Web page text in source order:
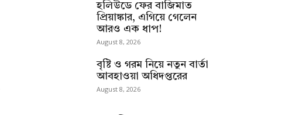
হলিউডে ফের বাজিমাত
প্রিয়াঙ্কার, এগিয়ে গেলেন
আরও এক ধাপ!
August 8, 2026
বৃষ্টি ও গরম নিয়ে নতুন বার্তা
আবহাওয়া অধিদপ্তরের
August 8, 2026